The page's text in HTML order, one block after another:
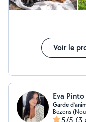
Voir le
Eva Pinto
Garde
Bezons